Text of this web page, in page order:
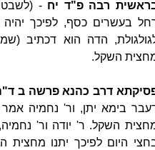
רבה פ"ד יח -
בעשרים כסף, לפיכך
הדה הוא דכתיב
השקל.
דרב כהנא פרשה ב
בימא יתן, ור' נחמיה אמר
השקל. ר' יודה ור'
היום לפיכך יתנו מחצית